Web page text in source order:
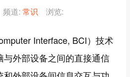
道: 常识 浏览:
Interface, BCI）技术
与外部设备之间的直接通信